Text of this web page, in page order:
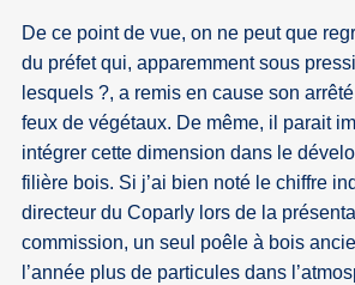
De ce point de vue, on ne peut que
du préfet qui, apparemment sous
lesquels ?, a remis en cause son
feux de végétaux. De même, il parait
intégrer cette dimension dans le
filière bois. Si j’ai bien noté le chiffre
directeur du Coparly lors de la
commission, un seul poêle à bois
l’année plus de particules dans